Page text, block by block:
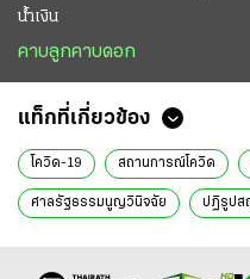
น้ำเงิน
คาบลูกคาบดอก
แท็กที่เกี่ยวข้อง
โควิด-19 สถานการณ์โควิด
ศาล​รัฐธรรมนูญ​วินิจฉัย ปฏิรูป​ส